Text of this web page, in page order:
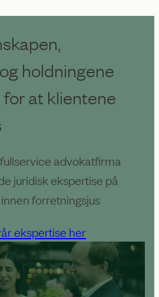
holdningene
for at klientene
advokatfirma
juridisk ekspertise på
forretningsjus
ekspertise her